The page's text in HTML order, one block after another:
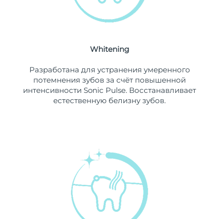
Whitening
Разработана для устранения умеренного
потемнения зубов за счёт повышенной
интенсивности Sonic Pulse. Восстанавливает
естественную белизну зубов.
Ожидаемая дата доставки
Люксембург
Ожидаемая дата доставки
9/8/26
Макао (САР)
Ожидаемая дата доставки
Ожидаемая дата доставки
Ожидаемая дата доставки
Ожидаемая дата доставки